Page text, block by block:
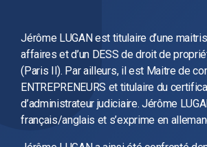
Jérôme LUGAN est titulaire d’une
affaires et d’un DESS de droit de
(Paris II). Par ailleurs, il est Maitre de
ENTREPRENEURS et titulaire du
d’administrateur judiciaire. Jérôme
français/anglais et s’exprime en